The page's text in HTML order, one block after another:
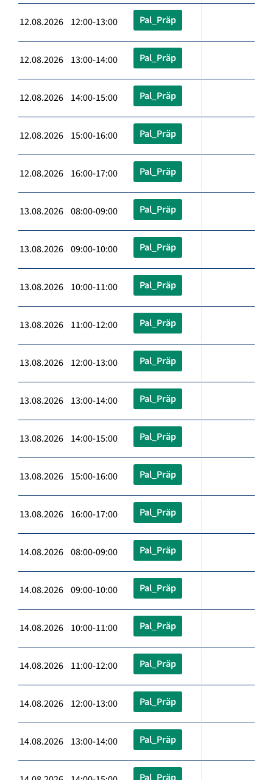
12.08.2026 12:00-13:00 Pal_Präp
12.08.2026 13:00-14:00 Pal_Präp
12.08.2026 14:00-15:00 Pal_Präp
12.08.2026 15:00-16:00 Pal_Präp
12.08.2026 16:00-17:00 Pal_Präp
13.08.2026 08:00-09:00 Pal_Präp
13.08.2026 09:00-10:00 Pal_Präp
13.08.2026 10:00-11:00 Pal_Präp
13.08.2026 11:00-12:00 Pal_Präp
13.08.2026 12:00-13:00 Pal_Präp
13.08.2026 13:00-14:00 Pal_Präp
13.08.2026 14:00-15:00 Pal_Präp
13.08.2026 15:00-16:00 Pal_Präp
13.08.2026 16:00-17:00 Pal_Präp
14.08.2026 08:00-09:00 Pal_Präp
14.08.2026 09:00-10:00 Pal_Präp
14.08.2026 10:00-11:00 Pal_Präp
14.08.2026 11:00-12:00 Pal_Präp
14.08.2026 12:00-13:00 Pal_Präp
14.08.2026 13:00-14:00 Pal_Präp